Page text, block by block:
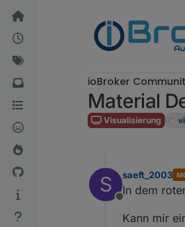
Skip to content
ioBroker
Material
Visualisierung
S
Offline
saeft_2003
In dem
Kann mir